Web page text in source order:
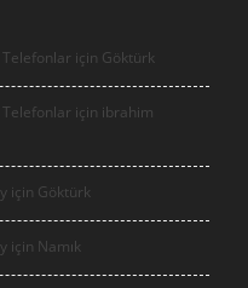
Telefonlar için Göktürk
Telefonlar için ibrahim
için Göktürk
için Namık